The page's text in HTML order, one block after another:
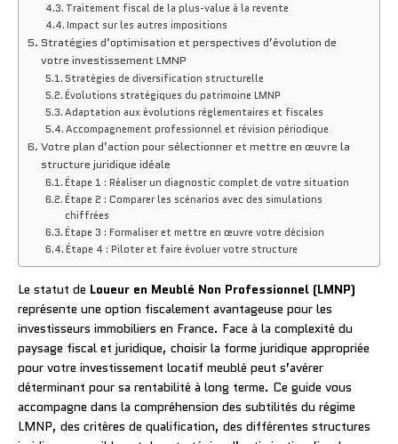
Traitement fiscal de la plus-value à la revente
Impact sur les autres impositions
Stratégies d’optimisation et perspectives d’évolution de
votre investissement LMNP
Stratégies de diversification structurelle
Évolutions stratégiques du patrimoine LMNP
Adaptation aux évolutions réglementaires et fiscales
Accompagnement professionnel et révision périodique
Votre plan d’action pour sélectionner et mettre en œuvre la
structure juridique idéale
Étape 1 : Réaliser un diagnostic complet de votre situation
Étape 2 : Comparer les scénarios avec des simulations
chiffrées
Étape 3 : Formaliser et mettre en œuvre votre décision
Étape 4 : Piloter et faire évoluer votre structure
Le statut de Loueur en Meublé Non Professionnel (LMNP)
représente une option fiscalement avantageuse pour les
investisseurs immobiliers en France. Face à la complexité du
paysage fiscal et juridique, choisir la forme juridique appropriée
pour votre investissement locatif meublé peut s’avérer
déterminant pour sa rentabilité à long terme. Ce guide vous
accompagne dans la compréhension des subtilités du régime
LMNP, des critères de qualification, des différentes structures